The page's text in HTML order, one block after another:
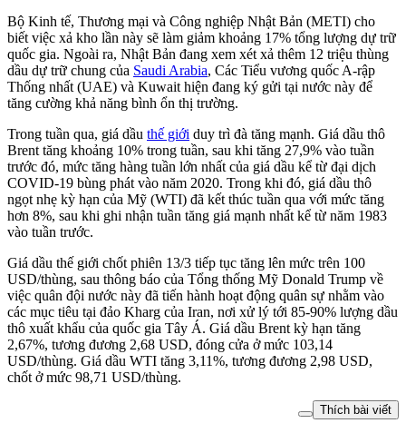
Bộ Kinh tế, Thương mại và Công nghiệp Nhật Bản (METI) cho
biết việc xả kho lần này sẽ làm giảm khoảng 17% tổng lượng dự trữ
quốc gia. Ngoài ra, Nhật Bản đang xem xét xả thêm 12 triệu thùng
dầu dự trữ chung của Saudi Arabia, Các Tiểu vương quốc A-rập
Thống nhất (UAE) và Kuwait hiện đang ký gửi tại nước này để
tăng cường khả năng bình ổn thị trường.
Trong tuần qua, giá dầu thế giới duy trì đà tăng mạnh. Giá dầu thô
Brent tăng khoảng 10% trong tuần, sau khi tăng 27,9% vào tuần
trước đó, mức tăng hàng tuần lớn nhất của giá dầu kể từ đại dịch
COVID-19 bùng phát vào năm 2020. Trong khi đó, giá dầu thô
ngọt nhẹ kỳ hạn của Mỹ (WTI) đã kết thúc tuần qua với mức tăng
hơn 8%, sau khi ghi nhận tuần tăng giá mạnh nhất kể từ năm 1983
vào tuần trước.
Giá dầu thế giới chốt phiên 13/3 tiếp tục tăng lên mức trên 100
USD/thùng, sau thông báo của Tổng thống Mỹ Donald Trump về
việc quân đội nước này đã tiến hành hoạt động quân sự nhằm vào
các mục tiêu tại đảo Kharg của Iran, nơi xử lý tới 85-90% lượng dầu
thô xuất khẩu của quốc gia Tây Á. Giá dầu Brent kỳ hạn tăng
2,67%, tương đương 2,68 USD, đóng cửa ở mức 103,14
USD/thùng. Giá dầu WTI tăng 3,11%, tương đương 2,98 USD,
chốt ở mức 98,71 USD/thùng.
Thích bài viết